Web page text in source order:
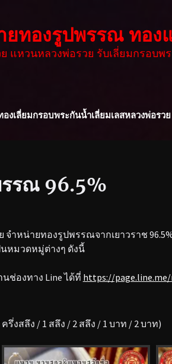
ทองรูปพรรณ ทอง
แหวนหลวงพ่อรวย รับเลี่ยมกรอบพ
องเลี่ยมกรอบพระกันน้ำเลี่ยมเลสหลวงพ่อรวย
รณ 96.5%
ำหน่ายทองรูปพรรณจากเยาวราช
หมวดหมู่ต่างๆ ดังนี้
ช่องทาง Line ได้ที่ https://
รึ่งสลึง / 1 สลึง / 2 สลึง / 1 บาท / 2 บาท)